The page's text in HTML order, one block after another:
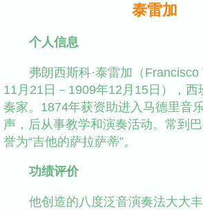
泰雷加
个人信息
弗朗西斯科·泰雷加（
11月21日－1909年12月15日），西
奏家。1874年获资助进入马德里音
声，后从事教学和演奏活动。常到
誉为“吉他的萨拉萨蒂”。
功绩评价
他创造的八度泛音演奏法大大